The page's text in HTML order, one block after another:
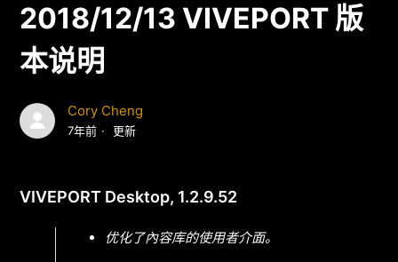
2018/12/13 VIVEPORT 版
本说明
Cory Cheng
7年前 更新
VIVEPORT Desktop, 1.2.9.52
优化了內容库的使用者介面。